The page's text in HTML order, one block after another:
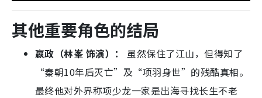
嬴政（林峯 饰演）：虽然保住了江山，但得知了
“秦朝10年后灭亡”及“项羽身世”的残酷真相。
最终他对外界称项少龙一家是出海寻找长生不老
药，选择放师父一条生路，继续孤独地一统霸业。